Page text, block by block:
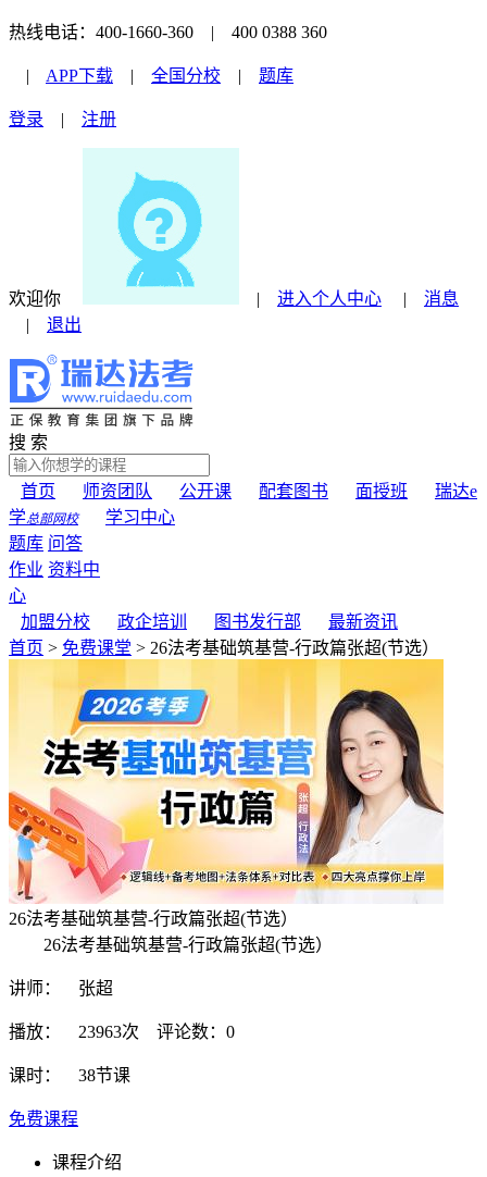
热线电话：400-1660-360 | 400 0388 360
| APP下载 | 全国分校 | 题库
登录 | 注册
欢迎你 | 进入个人中心 | 消息
| 退出
搜 索
首页 师资团队 公开课 配套图书 面授班
瑞达e
学总部网校
学习中心
题库 问答
作业 资料中
心
加盟分校
政企培训 图书发行部
最新资讯
首页 > 免费课堂 > 26法考基础筑基营-行政篇张超(节选）
26法考基础筑基营-行政篇张超(节选）
26法考基础筑基营-行政篇张超(节选）
讲师： 张超
播放： 23963次 评论数：0
课时： 38节课
免费课程
课程介绍